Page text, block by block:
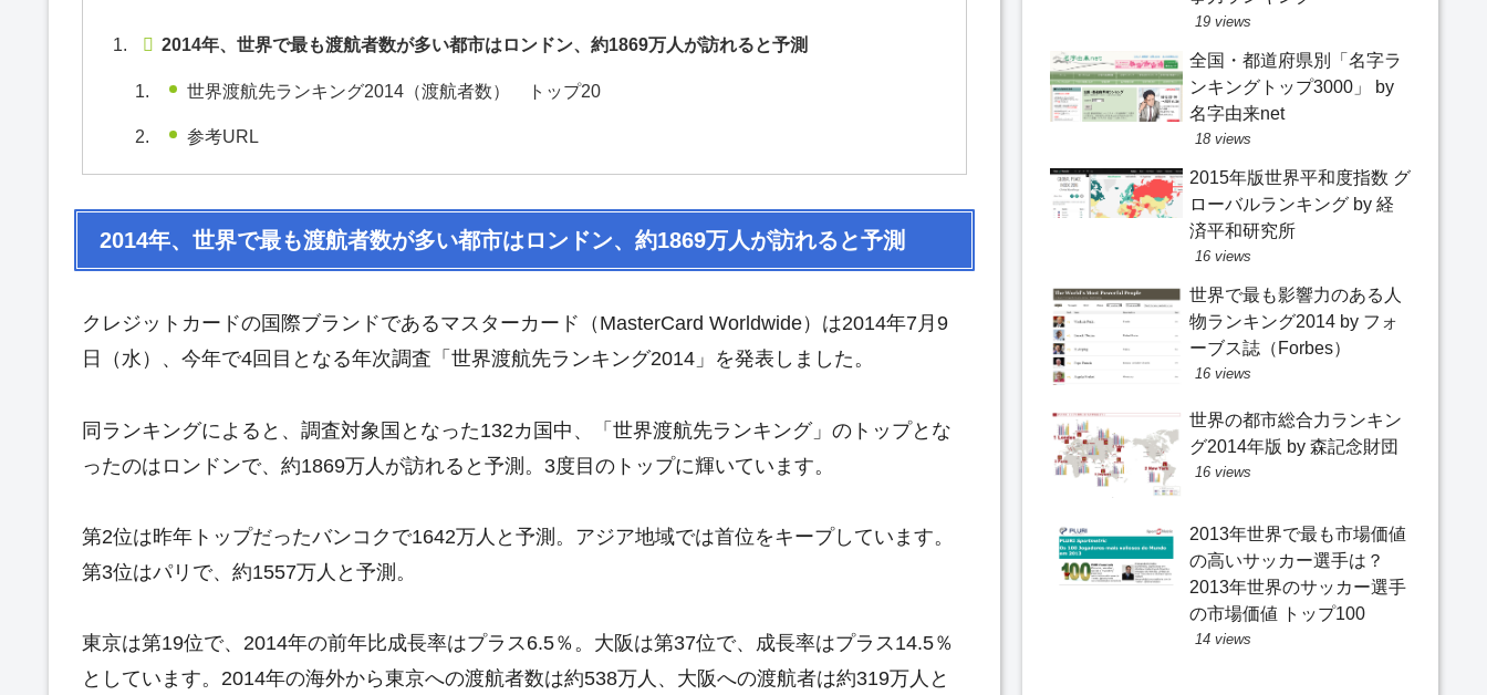
2014年、世界で最も渡航者数が多い都市はロンドン、約1869万人が訪れると予測
世界渡航先ランキング2014（渡航者数） トップ20
参考URL
2014年、世界で最も渡航者数が多い都市はロンドン、約1869万人が訪れると予測
クレジットカードの国際ブランドであるマスターカード（MasterCard Worldwide）は2014年7月9
日（水）、今年で4回目となる年次調査「世界渡航先ランキング2014」を発表しました。
同ランキングによると、調査対象国となった132カ国中、「世界渡航先ランキング」のトップとな
ったのはロンドンで、約1869万人が訪れると予測。3度目のトップに輝いています。
第2位は昨年トップだったバンコクで1642万人と予測。アジア地域では首位をキープしています。
第3位はパリで、約1557万人と予測。
東京は第19位で、2014年の前年比成長率はプラス6.5％。大阪は第37位で、成長率はプラス14.5％
としています。2014年の海外から東京への渡航者数は約538万人、大阪への渡航者は約319万人と
19 views
全国・都道府県別「名字ラ
ンキングトップ3000」 by
名字由来net
18 views
2015年版世界平和度指数 グ
ローバルランキング by 経
済平和研究所
16 views
世界で最も影響力のある人
物ランキング2014 by フォ
ーブス誌（Forbes）
16 views
世界の都市総合力ランキン
グ2014年版 by 森記念財団
16 views
2013年世界で最も市場価値
の高いサッカー選手は？
2013年世界のサッカー選手
の市場価値 トップ100
14 views